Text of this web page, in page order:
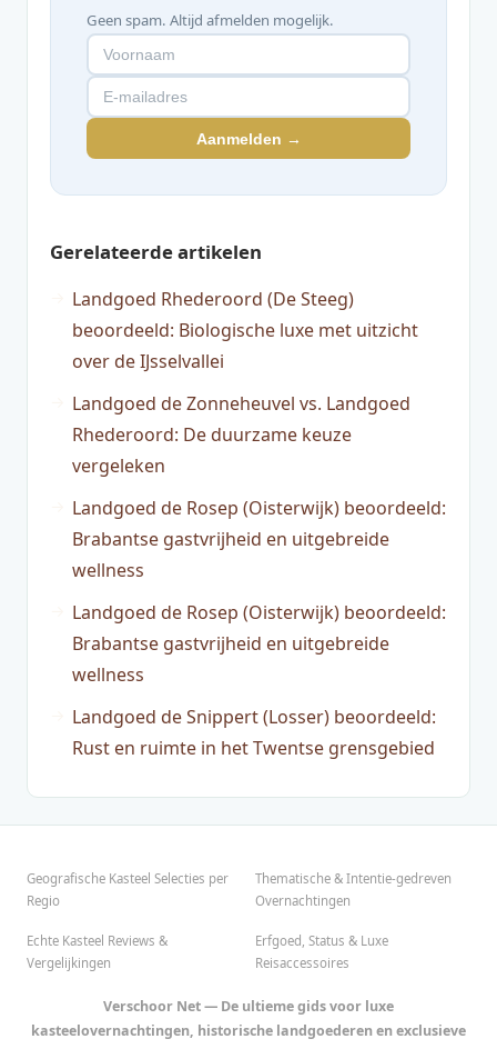
Geen spam. Altijd afmelden mogelijk.
Aanmelden →
Gerelateerde artikelen
Landgoed Rhederoord (De Steeg)
beoordeeld: Biologische luxe met uitzicht
over de IJsselvallei
Landgoed de Zonneheuvel vs. Landgoed
Rhederoord: De duurzame keuze
vergeleken
Landgoed de Rosep (Oisterwijk) beoordeeld:
Brabantse gastvrijheid en uitgebreide
wellness
Landgoed de Rosep (Oisterwijk) beoordeeld:
Brabantse gastvrijheid en uitgebreide
wellness
Landgoed de Snippert (Losser) beoordeeld:
Rust en ruimte in het Twentse grensgebied
Geografische Kasteel Selecties per
Regio
Thematische & Intentie-gedreven
Overnachtingen
Echte Kasteel Reviews &
Vergelijkingen
Erfgoed, Status & Luxe
Reisaccessoires
Verschoor Net — De ultieme gids voor luxe
kasteelovernachtingen, historische landgoederen en exclusieve